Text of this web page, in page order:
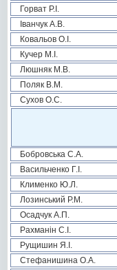
Горват Р.І.
Іванчук А.В.
Ковальов О.І.
Кучер М.І.
Люшняк М.В.
Поляк В.М.
Сухов О.С.
Бобровська С.А.
Васильченко Г.І.
Клименко Ю.Л.
Лозинський Р.М.
Осадчук А.П.
Рахманін С.І.
Рущишин Я.І.
Стефанишина О.А.